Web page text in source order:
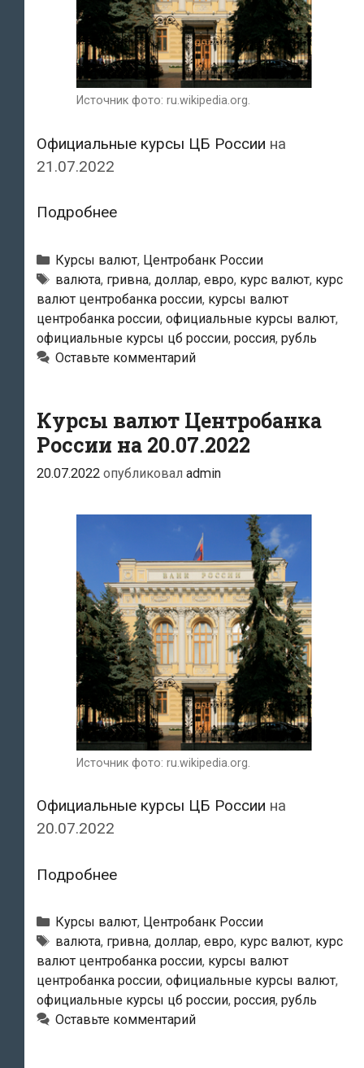
Источник фото: ru.wikipedia.org.
Официальные курсы ЦБ России на
21.07.2022
ПодробнееКурсы
Центробанка
России
на
21.07.2022
Рубрики
Курсы валют, Центробанк России
Тэги
валюта, гривна, доллар, евро, курс валют, курс
валют центробанка россии, курсы валют
центробанка россии, официальные курсы валют,
официальные курсы цб россии, россия, рубль
Оставьте комментарий
Курсы валют Центробанка
России на 20.07.2022
20.07.2022 опубликовал admin
Источник фото: ru.wikipedia.org.
Официальные курсы ЦБ России на
20.07.2022
ПодробнееКурсы
Центробанка
России
на
20.07.2022
Рубрики
Курсы валют, Центробанк России
Тэги
валюта, гривна, доллар, евро, курс валют, курс
валют центробанка россии, курсы валют
центробанка россии, официальные курсы валют,
официальные курсы цб россии, россия, рубль
Оставьте комментарий